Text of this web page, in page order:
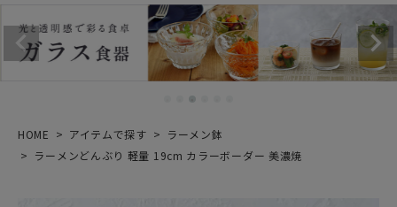
HOME アイテムで探す
ラーメン鉢
ラーメンどんぶり 軽量 19cm カラーボーダー 美濃焼